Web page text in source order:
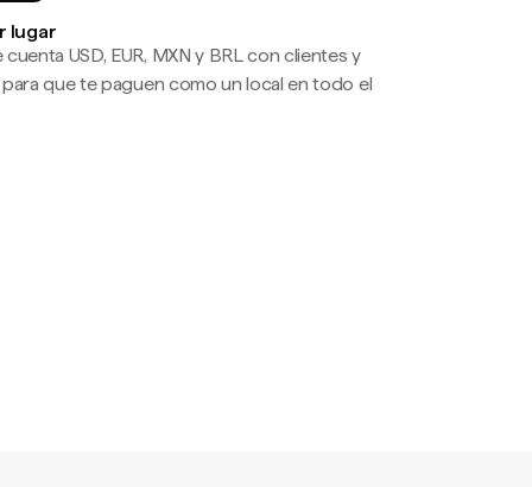
lugar
USD, EUR, MXN y BRL con clientes y
que te paguen como un local en todo el